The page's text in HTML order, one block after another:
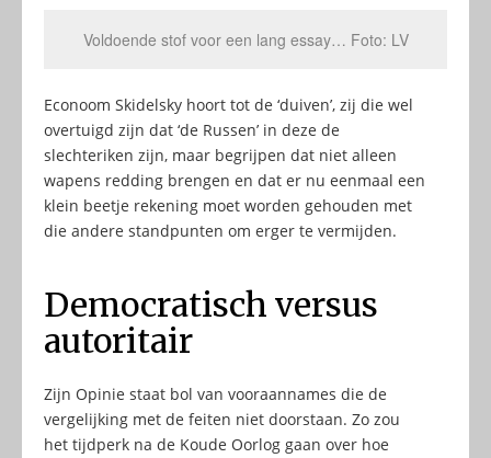
Voldoende stof voor een lang essay… Foto: LV
Econoom Skidelsky hoort tot de ‘duiven’, zij die wel
overtuigd zijn dat ‘de Russen’ in deze de
slechteriken zijn, maar begrijpen dat niet alleen
wapens redding brengen en dat er nu eenmaal een
klein beetje rekening moet worden gehouden met
die andere standpunten om erger te vermijden.
Democratisch versus
autoritair
Zijn Opinie staat bol van vooraannames die de
vergelijking met de feiten niet doorstaan. Zo zou
het tijdperk na de Koude Oorlog gaan over hoe